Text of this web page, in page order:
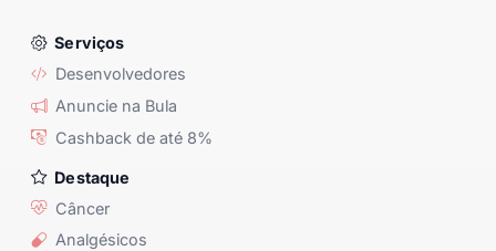
Serviços
Desenvolvedores
Anuncie na Bula
Cashback de até 8%
Destaque
Câncer
Analgésicos